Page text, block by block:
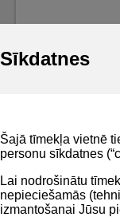
Sīkdatnes
Šajā tīmekļa vietnē
personu sīkdatnes
Lai nodrošinātu
nepieciešamās
izmantošanai Jūsu